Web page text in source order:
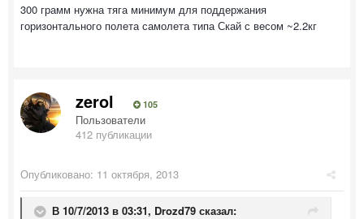
300 грамм нужна тяга минимум для поддержания
горизонтального полета самолета типа Скай с весом ~2.2кг
zerol 105
Пользователи
412 публикации
Опубликовано: 11 октября, 2013
В 10/7/2013 в 03:31, Drozd79 сказал: